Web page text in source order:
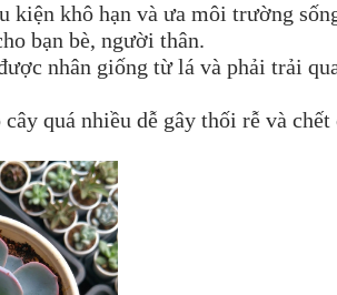
khô hạn và ưa môi trường
bạn bè, người thân.
nhân giống từ lá và phải trải
quá nhiều dễ gây thối rễ và chết